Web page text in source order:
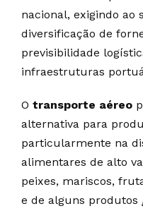
nacional, exigindo ao
diversificação de
previsibilidade
infraestruturas
O transporte aéreo
alternativa para
particularmente na
alimentares de alto
peixes, mariscos,
e de alguns produtos